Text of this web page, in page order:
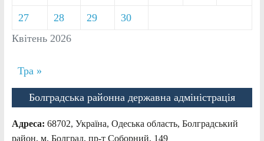
Квітень 2026
27 28 29 30
Тра »
Болградська районна державна адміністрація
Адреса: 68702, Україна, Одеська область, Болградський
район, м. Болград, пр-т Соборний, 149